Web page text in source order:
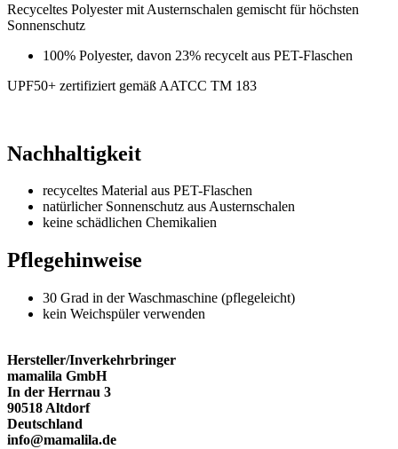
Recyceltes Polyester mit Austernschalen gemischt für höchsten
Sonnenschutz
100% Polyester, davon 23% recycelt aus PET-Flaschen
UPF50+ zertifiziert gemäß AATCC TM 183
Nachhaltigkeit
recyceltes Material aus PET-Flaschen
natürlicher Sonnenschutz aus Austernschalen
keine schädlichen Chemikalien
Pflegehinweise
30 Grad in der Waschmaschine (pflegeleicht)
kein Weichspüler verwenden
Hersteller/Inverkehrbringer
mamalila GmbH
In der Herrnau 3
90518 Altdorf
Deutschland
info@mamalila.de